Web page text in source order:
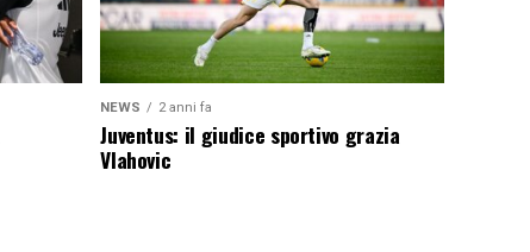
NEWS 2 anni fa
Juventus: il giudice sportivo grazia
Vlahovic